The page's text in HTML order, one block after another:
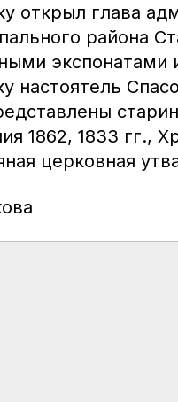
открыл глава
района
экспонатами
настоятель
1862, 1833 гг.,
церковная